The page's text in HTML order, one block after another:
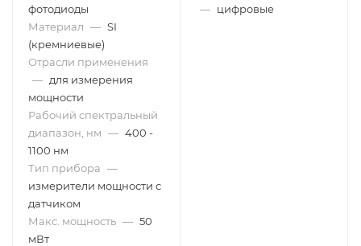
диапазон: 400 - 1100 нм,
макс. мощность: 50 мВт,
Thorlabs
фотодиоды
Материал — SI
(кремниевые)
Отрасли применения
— для измерения
мощности
Рабочий спектральный
диапазон, нм — 400 -
1100 нм
Тип прибора —
измерители мощности с
датчиком
Макс. мощность — 50
мВт
— цифровые